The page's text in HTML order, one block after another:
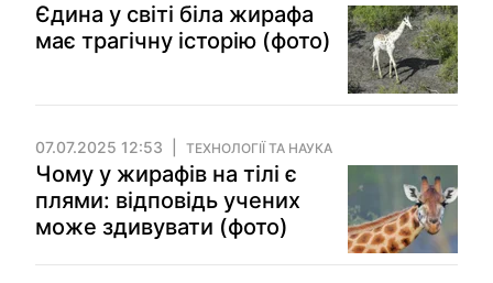
Єдина у світі біла жирафа
має трагічну історію (фото)
07.07.2025 12:53 ТЕХНОЛОГІЇ ТА НАУКА
Чому у жирафів на тілі є
плями: відповідь учених
може здивувати (фото)